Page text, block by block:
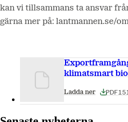
kan vi tillsammans ta ansvar
gärna mer på: lantmannen.se/
klimatsmart
PDF
Ladda ner